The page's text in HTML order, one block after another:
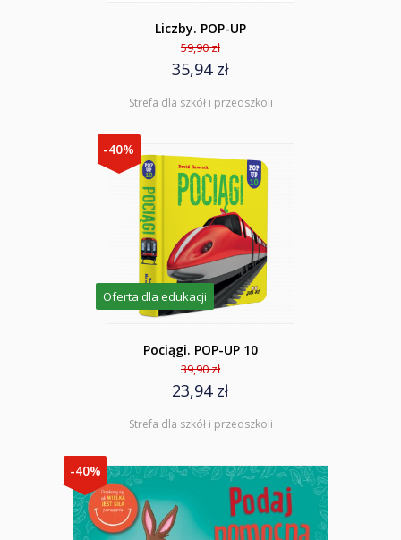
Liczby. POP-UP
59,90 zł
35,94 zł
Strefa dla szkół i przedszkoli
-40%
Oferta dla edukacji
Pociągi. POP-UP 10
39,90 zł
23,94 zł
Strefa dla szkół i przedszkoli
-40%